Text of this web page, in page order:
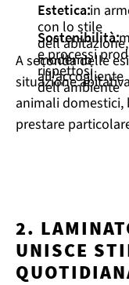
Estetica:in
con lo stile
moderno
all'accogliente
Sostenibilità:
e processi
rispettosi
dell'ambiente
A seconda delle
situazione
animali domestici,
prestare
2.
UNISCE